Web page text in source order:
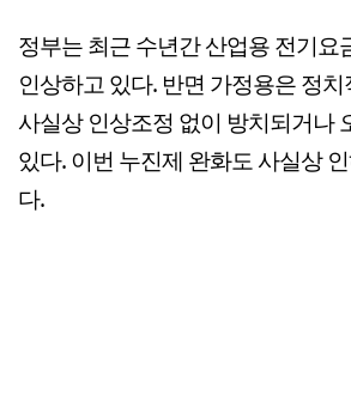
정부는 최근 수년간 산업용 전기요
인상하고 있다. 반면 가정용은 정
사실상 인상조정 없이 방치되거나
있다. 이번 누진제 완화도 사실상
다.